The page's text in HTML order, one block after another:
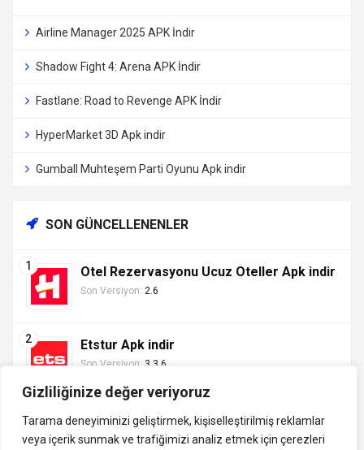
Gizliliğinize değer veriyoruz
Tarama deneyiminizi geliştirmek, kişiselleştirilmiş reklamlar
veya içerik sunmak ve trafiğimizi analiz etmek için çerezleri
Airline Manager 2025 APK İndir
Shadow Fight 4: Arena APK İndir
Fastlane: Road to Revenge APK İndir
HyperMarket 3D Apk indir
Gumball Muhteşem Parti Oyunu Apk indir
SON GÜNCELLENENLER
Otel Rezervasyonu Ucuz Oteller Apk indir
Son Versiyon: 2.6
Etstur Apk indir
Son Versiyon: 3.3.6